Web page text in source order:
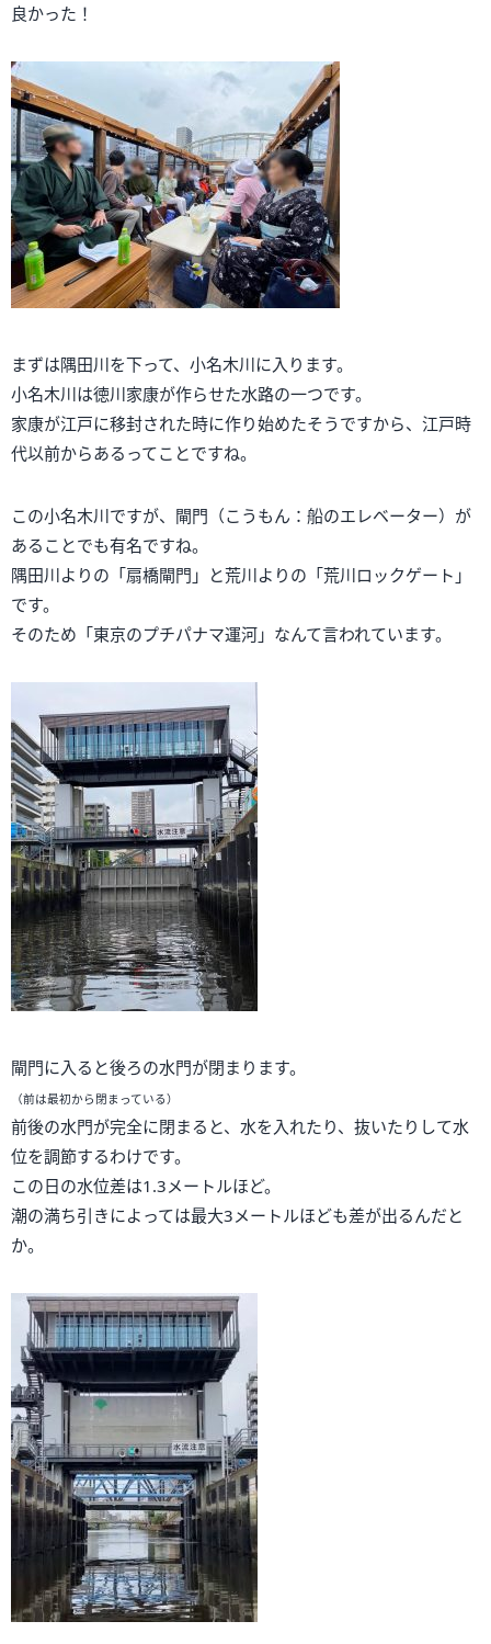
良かった！
まずは隅田川を下って、小名木川に入ります。
小名木川は徳川家康が作らせた水路の一つです。
家康が江戸に移封された時に作り始めたそうですから、江戸時
代以前からあるってことですね。
この小名木川ですが、閘門（こうもん：船のエレベーター）が
あることでも有名ですね。
隅田川よりの「扇橋閘門」と荒川よりの「荒川ロックゲート」
です。
そのため「東京のプチパナマ運河」なんて言われています。
閘門に入ると後ろの水門が閉まります。
（前は最初から閉まっている）
前後の水門が完全に閉まると、水を入れたり、抜いたりして水
位を調節するわけです。
この日の水位差は1.3メートルほど。
潮の満ち引きによっては最大3メートルほども差が出るんだと
か。